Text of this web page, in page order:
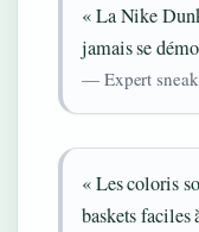
« La Nike
jamais se
— Expert
« Les coloris
baskets faciles